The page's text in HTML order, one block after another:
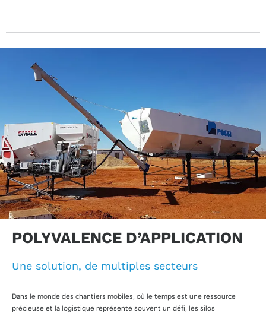
POLYVALENCE D’APPLICATION
Une solution, de multiples secteurs
Dans le monde des chantiers mobiles, où le temps est une ressource
précieuse et la logistique représente souvent un défi, les silos